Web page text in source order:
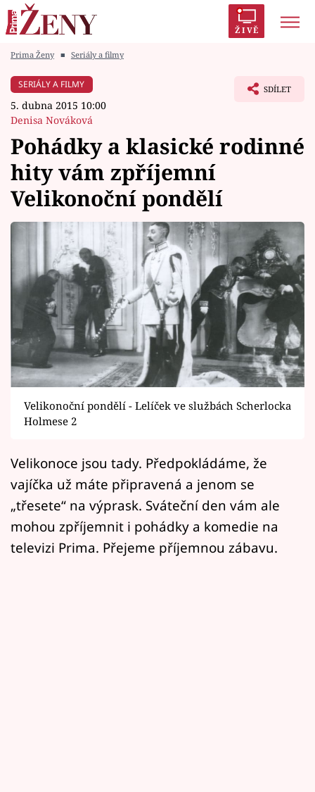
ŽIVĚ
Módní alarm
Témata
Celebrity
Vztahy
Seriály
Horoskopy
Sledujte prima+
Filmový festival Karlovy Vary
Pořady
Mámy sobě
Přihlášení
Sledujte nás
Prima Ženy ■ Seriály a filmy
SERIÁLY A FILMY
5. dubna 2015 10:00
Denisa Nováková
SDÍLET
Pohádky a klasické rodinné
hity vám zpříjemní
Velikonoční pondělí
Velikonoční pondělí - Lelíček ve službách Scherlocka
Holmese 2
Velikonoce jsou tady. Předpokládáme, že
vajíčka už máte připravená a jenom se
„třesete“ na výprask. Sváteční den vám ale
mohou zpříjemnit i pohádky a komedie na
televizi Prima. Přejeme příjemnou zábavu.